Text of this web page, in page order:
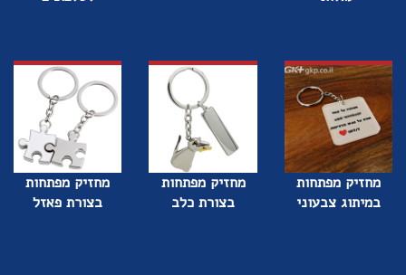
מחזיק מפתחות
במיתוג צבעוני
מחזיק מפתחות
בצורת כלב
מחזיק מפתחות
בצורת פאזל